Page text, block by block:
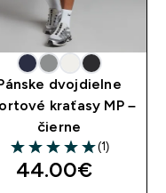
dvojdielne
kraťasy MP –
čierne
5 out of 5 stars
(1)
44.00€‎